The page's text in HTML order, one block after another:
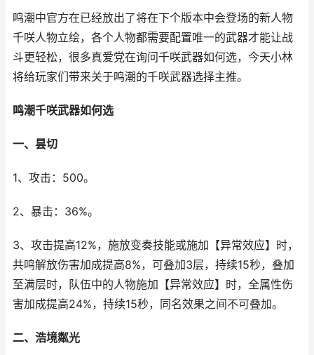
鸣潮中官方在已经放出了将在下个版本中会登场的新人物
千咲人物立绘，各个人物都需要配置唯一的武器才能让战
斗更轻松，很多真爱党在询问千咲武器如何选，今天小林
将给玩家们带来关于鸣潮的千咲武器选择主推。
鸣潮千咲武器如何选
一、昙切
1、攻击：500。
2、暴击：36%。
3、攻击提高12%，施放变奏技能或施加【异常效应】时，
共鸣解放伤害加成提高8%，可叠加3层，持续15秒，叠加
至满层时，队伍中的人物施加【异常效应】时，全属性伤
害加成提高24%，持续15秒，同名效果之间不可叠加。
二、浩境粼光